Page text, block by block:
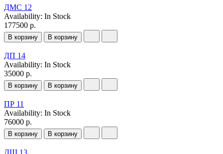
ДМС 12
Availability: In Stock
177500 р.
В корзину В корзину
ДП 14
Availability: In Stock
35000 р.
В корзину В корзину
ПР 11
Availability: In Stock
76000 р.
В корзину В корзину
ДШ 13